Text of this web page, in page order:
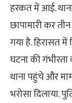
हरकत में आई.
छापामारी कर
गया है. हिरासत
घटना की
थाना पहुंचे और
भरोसा दिलाया.